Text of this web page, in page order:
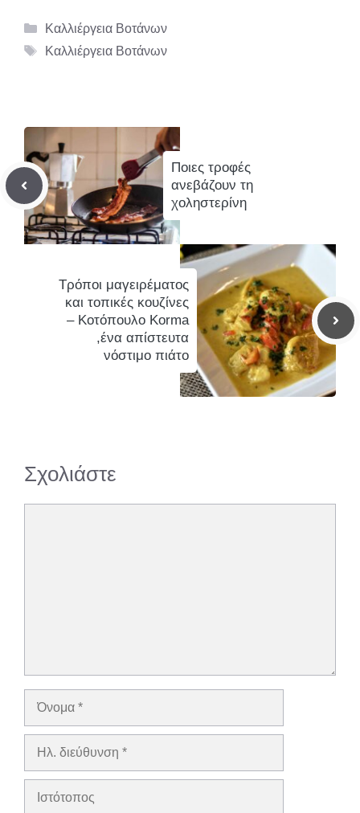
Κατηγορίες
Καλλιέργεια Βοτάνων
Ετικέτες
Καλλιέργεια Βοτάνων
Ποιες τροφές
ανεβάζουν τη
χοληστερίνη
Τρόποι μαγειρέματος
και τοπικές κουζίνες
– Κοτόπουλο Korma
,ένα απίστευτα
νόστιμο πιάτο
Σχολιάστε
Όνομα
Ηλ.
Ιστότοπος